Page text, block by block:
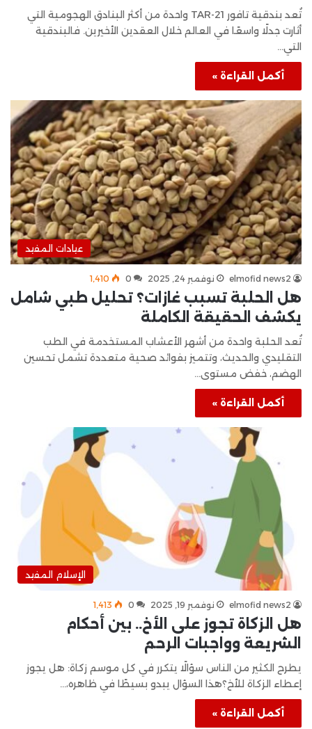
تُعد بندقية تافور TAR-21 واحدة من أكثر البنادق الهجومية التي
أثارت جدلًا واسعًا في العالم خلال العقدين الأخيرين. فالبندقية
التي…
أكمل القراءة »
عيادات المفيد
elmofid news2 نوفمبر 24, 2025 0 1٬410
هل الحلبة تسبب غازات؟ تحليل طبي شامل
يكشف الحقيقة الكاملة
تُعد الحلبة واحدة من أشهر الأعشاب المستخدمة في الطب
التقليدي والحديث، وتتميز بفوائد صحية متعددة تشمل تحسين
الهضم، خفض مستوى…
أكمل القراءة »
الإسلام المفيد
elmofid news2 نوفمبر 19, 2025 0 1٬413
هل الزكاة تجوز على الأخ.. بين أحكام
الشريعة وواجبات الرحم
يطرح الكثير من الناس سؤالًا يتكرر في كل موسم زكاة: هل يجوز
إعطاء الزكاة للأخ؟هذا السؤال يبدو بسيطًا في ظاهره،…
أكمل القراءة »